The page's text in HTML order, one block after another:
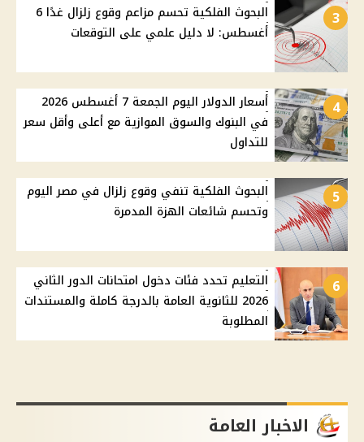
3
البحوث الفلكية تحسم مزاعم وقوع زلزال غدًا 6
أغسطس: لا دليل علمي على التوقعات
4
أسعار الدولار اليوم الجمعة 7 أغسطس 2026
في البنوك والسوق الموازية مع أعلى وأقل سعر
للتداول
5
البحوث الفلكية تنفي وقوع زلزال في مصر اليوم
وتحسم شائعات الهزة المدمرة
6
التعليم تحدد فئات دخول امتحانات الدور الثاني
2026 للثانوية العامة بالدرجة كاملة والمستندات
المطلوبة
الاخبار العامة